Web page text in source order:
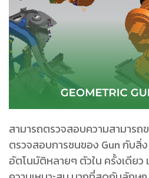
สามารถตรวจสอบความสามารถ
ตรวจสอบการชนของ Gun กับสิ่
อัตโนมัติหลายๆ ตัวใน ครั้งเดียว